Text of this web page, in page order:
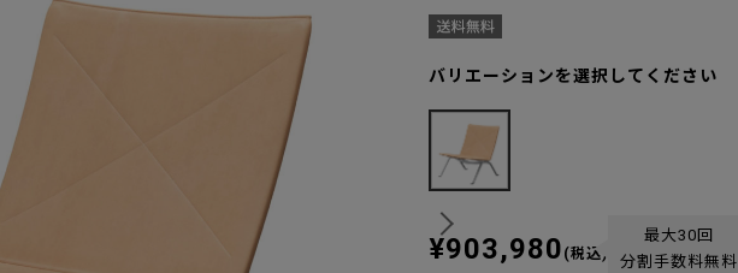
バリエーションを選択してください
¥903,980 (税込)
最大30回
分割手数料無料